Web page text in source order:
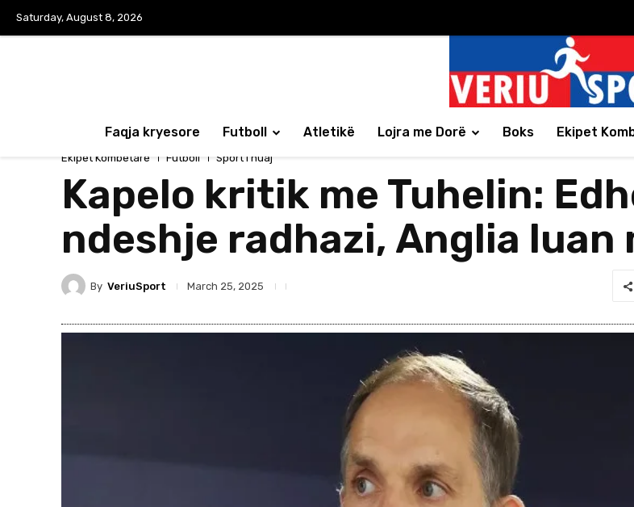
Saturday, August 8, 2026
Faqja kryesore Futboll Atletikë Lojra me Dorë Boks Ekipet
Ekipet Kombëtare Futboll Sport i huaj
Kapelo kritik me Tuhelin:
ndeshje radhazi, Anglia luan
By VeriuSport March 25, 2025